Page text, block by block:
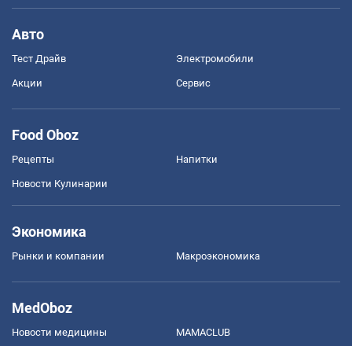
Авто
Тест Драйв Электромобили
Акции Сервис
Food Oboz
Рецепты Напитки
Новости Кулинарии
Экономика
Рынки и компании Mакроэкономика
MedOboz
Новости медицины MAMACLUB